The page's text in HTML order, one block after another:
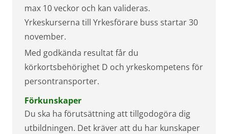
max 10 veckor och kan valideras.
Yrkeskurserna till Yrkesförare buss startar 30
november.
Med godkända resultat får du
körkortsbehörighet D och yrkeskompetens för
persontransporter.
Förkunskaper
Du ska ha förutsättning att tillgodogöra dig
utbildningen. Det kräver att du har kunskaper